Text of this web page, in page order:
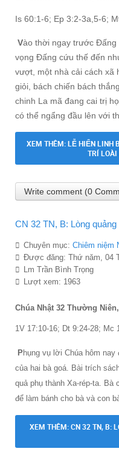
Is 60:1-6; Ep 3:2-3a,5-6;
Vào thời ngay trước Ðấng
vọng Ðấng cứu thế đến
vượt, một nhà cải cách xã
giỏi, bách chiến bách
chinh La mã đang cai trị
có thể ngẩng đầu lên với
XEM THÊM: LỄ HIỂN LINH
TRÍ
Write comment (0
CN 32 TN, B: Lòng
Chuyên mục: Chiêm niệm
Được đăng: Thứ năm, 04
Lm Trần Bình Trọng
Lượt xem: 1963
Chúa Nhật 32 Thường
1V 17:10-16; Dt 9:24-28; Mc
Phụng vụ lời Chúa hôm nay
của hai bà goá. Bài trích
quả phụ thành Xa-rép-ta. Bà
để làm bánh cho bà và con
XEM THÊM: CN 32 TN, B: